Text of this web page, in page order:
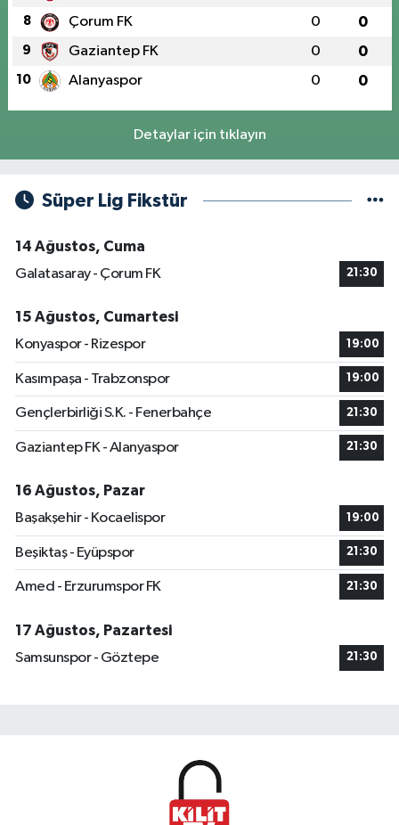
8 Çorum FK 0 0
9 Gaziantep FK 0 0
10 Alanyaspor 0 0
Detaylar için tıklayın
Süper Lig Fikstür
14 Ağustos, Cuma
Galatasaray - Çorum FK
21:30
15 Ağustos, Cumartesi
Konyaspor - Rizespor
19:00
Kasımpaşa - Trabzonspor 19:00
Gençlerbirliği S.K. - Fenerbahçe 21:30
Gaziantep FK - Alanyaspor 21:30
16 Ağustos, Pazar
Başakşehir - Kocaelispor
19:00
Beşiktaş - Eyüpspor 21:30
Amed - Erzurumspor FK 21:30
17 Ağustos, Pazartesi
Samsunspor - Göztepe
21:30